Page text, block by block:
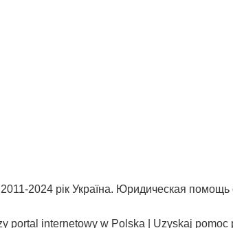
2024 рік Україна. Юридическая помощь
portal internetowy w Polska | Uzyskaj pomoc